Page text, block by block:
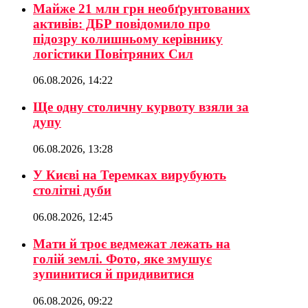
Майже 21 млн грн необґрунтованих
активів: ДБР повідомило про
підозру колишньому керівнику
логістики Повітряних Сил
06.08.2026, 14:22
Ще одну столичну курвоту взяли за
дупу
06.08.2026, 13:28
У Києві на Теремках вирубують
столітні дуби
06.08.2026, 12:45
Мати й троє ведмежат лежать на
голій землі. Фото, яке змушує
зупинитися й придивитися
06.08.2026, 09:22